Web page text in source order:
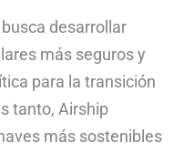
desarrollar
más seguros y
para la transición
tanto, Airship
más sostenibles